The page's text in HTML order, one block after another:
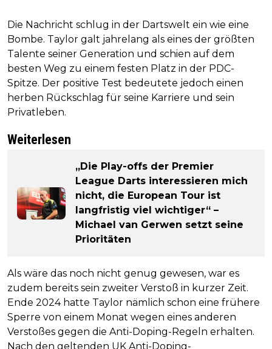
Die Nachricht schlug in der Dartswelt ein wie eine
Bombe. Taylor galt jahrelang als eines der größten
Talente seiner Generation und schien auf dem
besten Weg zu einem festen Platz in der PDC-
Spitze. Der positive Test bedeutete jedoch einen
herben Rückschlag für seine Karriere und sein
Privatleben.
Weiterlesen
„Die Play-offs der Premier
League Darts interessieren mich
nicht, die European Tour ist
langfristig viel wichtiger“ –
Michael van Gerwen setzt seine
Prioritäten
Als wäre das noch nicht genug gewesen, war es
zudem bereits sein zweiter Verstoß in kurzer Zeit.
Ende 2024 hatte Taylor nämlich schon eine frühere
Sperre von einem Monat wegen eines anderen
Verstoßes gegen die Anti-Doping-Regeln erhalten.
Nach den geltenden UK Anti-Doping-